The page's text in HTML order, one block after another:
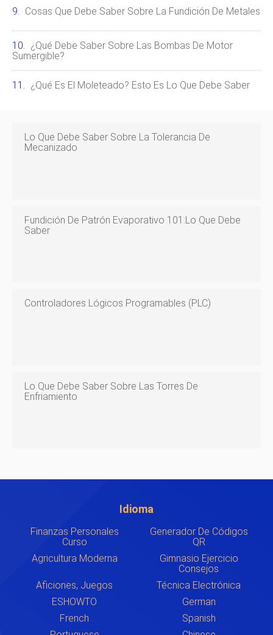
Cosas Que Debe Saber Sobre La Fundición De Metales
¿Qué Debe Saber Sobre Las Bombas De Motor
Sumergible?
¿Qué Es El Moleteado? Esto Es Lo Que Debe Saber
Lo Que Debe Saber Sobre La Tolerancia De
Mecanizado
Fundición De Patrón Evaporativo 101:lo Que Debe
Saber
Controladores Lógicos Programables (PLC)
Lo Que Debe Saber Sobre Las Torres De
Enfriamiento
Idioma
Finanzas Personales
Curso
Generador De Códigos
QR
Agricultura Moderna
Gimnasio Ejercicio
Consejos
Aficiones, Juegos
Técnica Electrónica
ESHOWTO
German
French
Spanish